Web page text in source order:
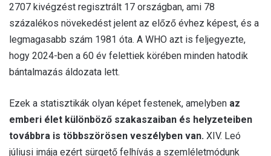
2707 kivégzést regisztrált 17 országban, ami 78
százalékos növekedést jelent az előző évhez képest, és a
legmagasabb szám 1981 óta. A WHO azt is feljegyezte,
hogy 2024-ben a 60 év felettiek körében minden hatodik
bántalmazás áldozata lett.
Ezek a statisztikák olyan képet festenek, amelyben az
emberi élet különböző szakaszaiban és helyzeteiben
továbbra is többszörösen veszélyben van. XIV. Leó
júliusi imája ezért sürgető felhívás a szemléletmódunk